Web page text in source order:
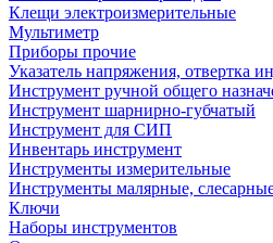
Клещи электроизмерительные
Мультиметр
Приборы прочие
Указатель напряжения, отвертка
Инструмент ручной общего
Инструмент шарнирно-губчатый
Инструмент для СИП
Инвентарь инструмент
Инструменты измерительные
Инструменты малярные,
Ключи
Наборы инструментов